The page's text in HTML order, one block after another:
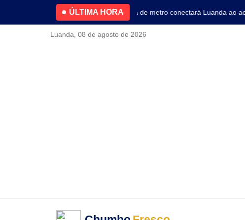
ÚLTIMA HORA
4.2% no primeiro trimestreNova linha de metro conectará Luanda ao
Luanda, 08 de agosto de 2026